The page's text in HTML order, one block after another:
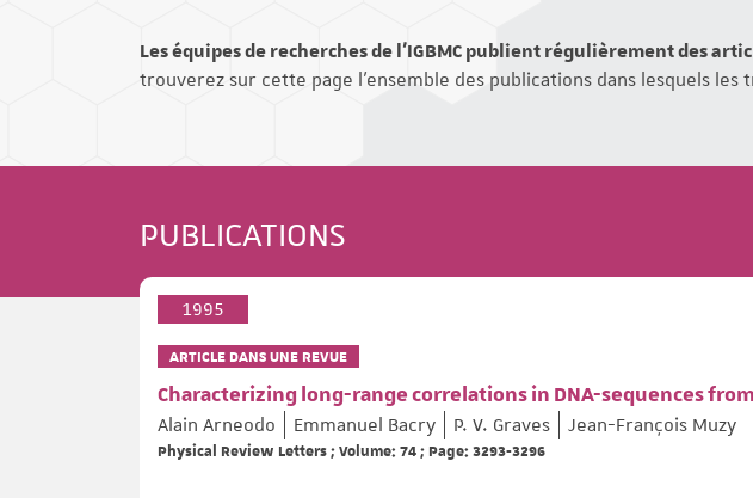
Les équipes de recherches de l'IGBMC publient régulièrement des
trouverez sur cette page l'ensemble des publications dans lesquels les
PUBLICATIONS
1995
ARTICLE DANS UNE REVUE
Characterizing long-range correlations in DNA-sequences
Alain Arneodo Emmanuel Bacry P. V. Graves Jean-François Muzy
Physical Review Letters ; Volume: 74 ; Page: 3293-3296